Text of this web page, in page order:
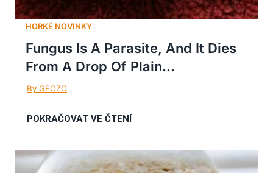
Fungus Is A Parasite, And It Dies
From A Drop Of Plain...